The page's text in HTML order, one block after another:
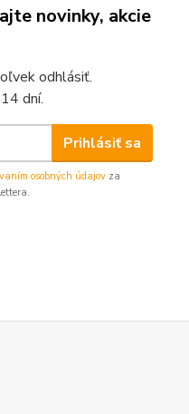
novinky, akcie
odhlásiť.
dní.
Prihlásiť sa
osobných údajov za